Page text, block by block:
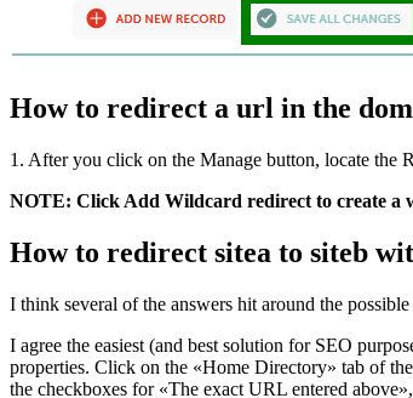
How to redirect a url in the
1. After you click on the Manage button, locate the
NOTE: Click Add Wildcard redirect to create a
How to redirect sitea to siteb
I think several of the answers hit around the
I agree the easiest (and best solution for SEO
properties. Click on the «Home Directory» tab of
the checkboxes for «The exact URL entered